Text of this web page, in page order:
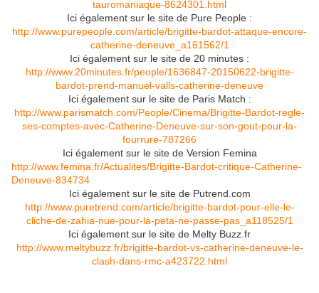
tauromaniaque-8624301.html
Ici également sur le site de Pure People :
http://www.purepeople.com/article/brigitte-bardot-attaque-encore-
catherine-deneuve_a161562/1
Ici également sur le site de 20 minutes :
http://www.20minutes.fr/people/1636847-20150622-brigitte-
bardot-prend-manuel-valls-catherine-deneuve
Ici également sur le site de Paris Match :
http://www.parismatch.com/People/Cinema/Brigitte-Bardot-regle-
ses-comptes-avec-Catherine-Deneuve-sur-son-gout-pour-la-
fourrure-787266
Ici également sur le site de Version Femina
http://www.femina.fr/Actualites/Brigitte-Bardot-critique-Catherine-
Deneuve-834734
Ici également sur le site de Putrend.com
http://www.puretrend.com/article/brigitte-bardot-pour-elle-le-
cliche-de-zahia-nue-pour-la-peta-ne-passe-pas_a118525/1
Ici également sur le site de Melty Buzz.fr
http://www.meltybuzz.fr/brigitte-bardot-vs-catherine-deneuve-le-
clash-dans-rmc-a423722.html